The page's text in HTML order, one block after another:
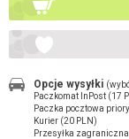
Opcje wysyłki
Paczkomat InPost (17
Paczka pocztowa
Kurier (20 PLN)
Przesyłka